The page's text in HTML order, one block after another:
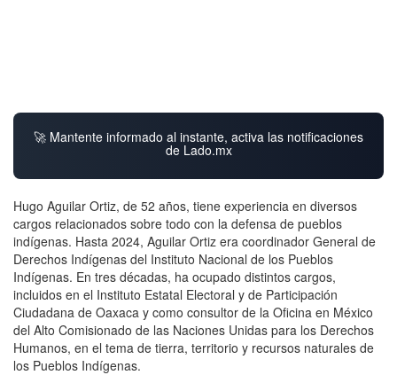
🚀 Mantente informado al instante, activa las notificaciones
de Lado.mx
Hugo Aguilar Ortiz, de 52 años, tiene experiencia en diversos
cargos relacionados sobre todo con la defensa de pueblos
indígenas. Hasta 2024, Aguilar Ortiz era coordinador General de
Derechos Indígenas del Instituto Nacional de los Pueblos
Indígenas. En tres décadas, ha ocupado distintos cargos,
incluidos en el Instituto Estatal Electoral y de Participación
Ciudadana de Oaxaca y como consultor de la Oficina en México
del Alto Comisionado de las Naciones Unidas para los Derechos
Humanos, en el tema de tierra, territorio y recursos naturales de
los Pueblos Indígenas.